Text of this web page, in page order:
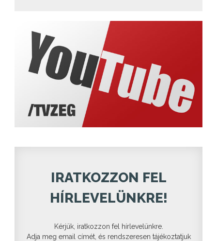
IRATKOZZON FEL
HÍRLEVELÜNKRE!
Kérjük, iratkozzon fel hírlevelünkre.
Adja meg email címét, és rendszeresen tájékoztatjuk